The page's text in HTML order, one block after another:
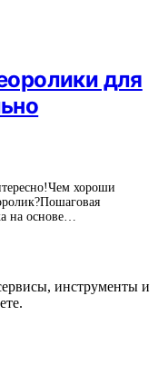
для
хороши
на основе…
инструменты и